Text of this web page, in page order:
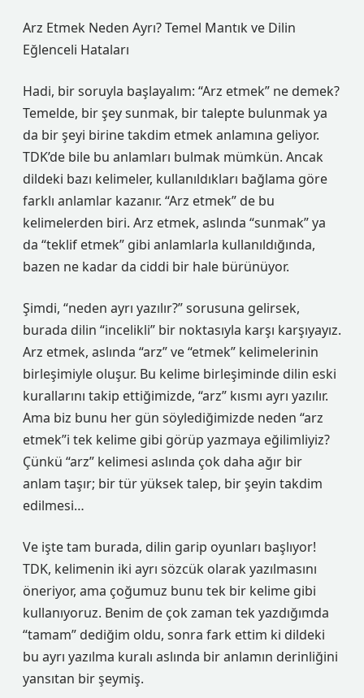
Arz Etmek Neden Ayrı? Temel Mantık ve Dilin
Eğlenceli Hataları
Hadi, bir soruyla başlayalım: “Arz etmek” ne demek?
Temelde, bir şey sunmak, bir talepte bulunmak ya
da bir şeyi birine takdim etmek anlamına geliyor.
TDK’de bile bu anlamları bulmak mümkün. Ancak
dildeki bazı kelimeler, kullanıldıkları bağlama göre
farklı anlamlar kazanır. “Arz etmek” de bu
kelimelerden biri. Arz etmek, aslında “sunmak” ya
da “teklif etmek” gibi anlamlarla kullanıldığında,
bazen ne kadar da ciddi bir hale bürünüyor.
Şimdi, “neden ayrı yazılır?” sorusuna gelirsek,
burada dilin “incelikli” bir noktasıyla karşı karşıyayız.
Arz etmek, aslında “arz” ve “etmek” kelimelerinin
birleşimiyle oluşur. Bu kelime birleşiminde dilin eski
kurallarını takip ettiğimizde, “arz” kısmı ayrı yazılır.
Ama biz bunu her gün söylediğimizde neden “arz
etmek”i tek kelime gibi görüp yazmaya eğilimliyiz?
Çünkü “arz” kelimesi aslında çok daha ağır bir
anlam taşır; bir tür yüksek talep, bir şeyin takdim
edilmesi…
Ve işte tam burada, dilin garip oyunları başlıyor!
TDK, kelimenin iki ayrı sözcük olarak yazılmasını
öneriyor, ama çoğumuz bunu tek bir kelime gibi
kullanıyoruz. Benim de çok zaman tek yazdığımda
“tamam” dediğim oldu, sonra fark ettim ki dildeki
bu ayrı yazılma kuralı aslında bir anlamın derinliğini
yansıtan bir şeymiş.